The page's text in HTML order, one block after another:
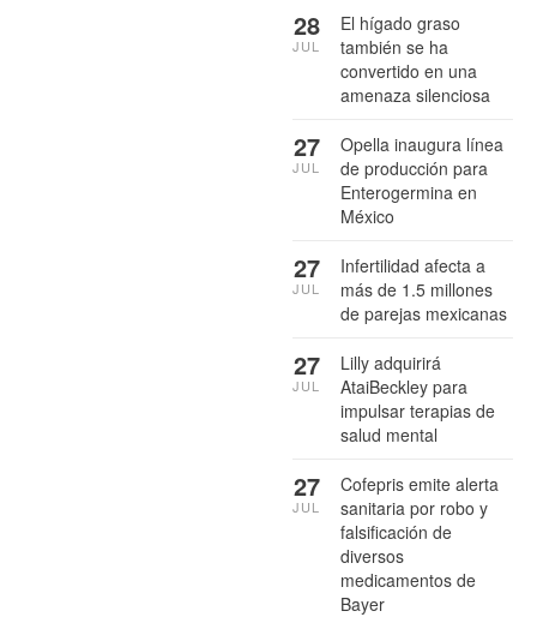
El hígado graso
también se ha
convertido en una
amenaza silenciosa
28
JUL
Opella inaugura línea
de producción para
Enterogermina en
México
27
JUL
Infertilidad afecta a
más de 1.5 millones
de parejas mexicanas
27
JUL
Lilly adquirirá
AtaiBeckley para
impulsar terapias de
salud mental
27
JUL
Cofepris emite alerta
sanitaria por robo y
falsificación de
diversos
medicamentos de
Bayer
27
JUL